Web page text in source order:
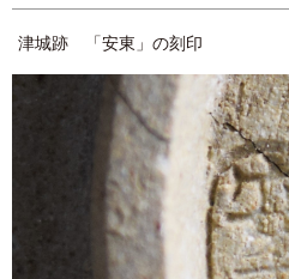
津城跡 「安東」の刻印